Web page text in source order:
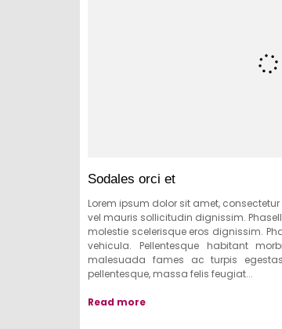
Sodales orci et
Lorem ipsum dolor sit amet,
vel mauris sollicitudin dignissim.
molestie scelerisque eros dignissim.
vehicula. Pellentesque habitant
malesuada fames ac turpis
pellentesque, massa felis feugiat...
Read more